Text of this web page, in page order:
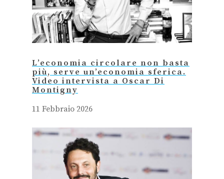
L’economia circolare non basta
più, serve un’economia sferica.
Video intervista a Oscar Di
Montigny
11 Febbraio 2026